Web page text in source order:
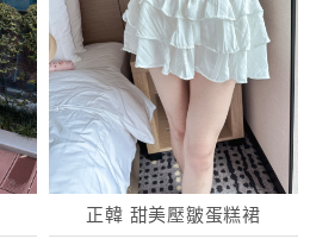
正韓 甜美壓皺蛋糕裙